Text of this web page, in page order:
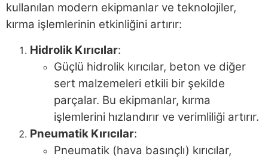
kullanılan modern ekipmanlar ve teknolojiler,
kırma işlemlerinin etkinliğini artırır:
Hidrolik Kırıcılar:
Güçlü hidrolik kırıcılar, beton ve diğer
sert malzemeleri etkili bir şekilde
parçalar. Bu ekipmanlar, kırma
işlemlerini hızlandırır ve verimliliği artırır.
Pneumatik Kırıcılar:
Pneumatik (hava basınçlı) kırıcılar,